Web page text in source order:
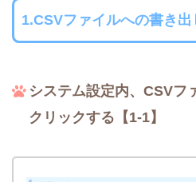
1.CSVファイルへの書き出
システム設定内、CSVフ
クリックする【1-1】